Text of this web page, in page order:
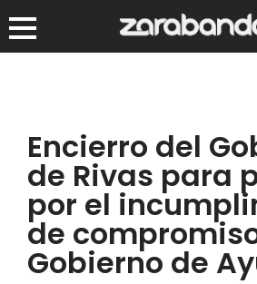
Encierro del
de Rivas para
por el
de
Gobierno de